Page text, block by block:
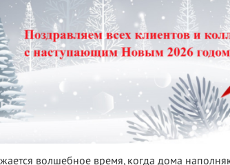
волшебное время, когда дома